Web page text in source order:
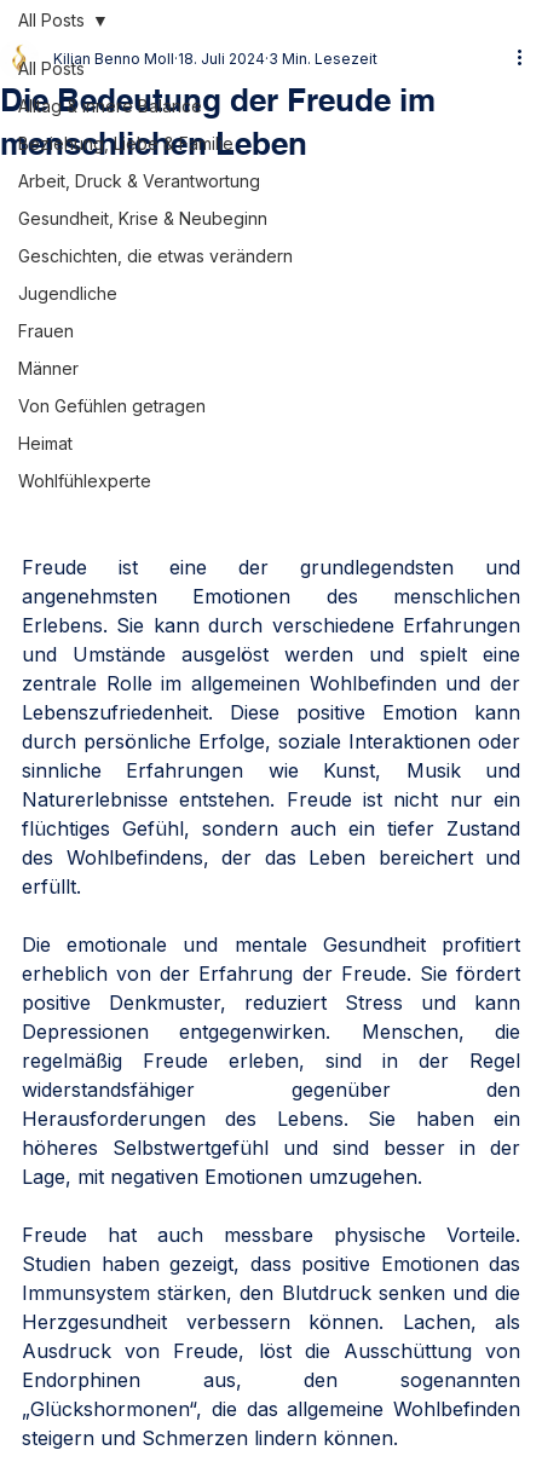
All Posts
Alltag & innere Balance
Beziehung, Liebe & Familie
Arbeit, Druck & Verantwortung
Gesundheit, Krise & Neubeginn
Geschichten, die etwas verändern
Jugendliche
Frauen
Männer
Von Gefühlen getragen
Heimat
Wohlfühlexperte
All Posts
Die Bedeutung der Freude im
menschlichen Leben
Kilian Benno Moll 18. Juli 2024 3 Min. Lesezeit
Freude ist eine der grundlegendsten und
angenehmsten Emotionen des menschlichen
Erlebens. Sie kann durch verschiedene Erfahrungen
und Umstände ausgelöst werden und spielt eine
zentrale Rolle im allgemeinen Wohlbefinden und der
Lebenszufriedenheit. Diese positive Emotion kann
durch persönliche Erfolge, soziale Interaktionen oder
sinnliche Erfahrungen wie Kunst, Musik und
Naturerlebnisse entstehen. Freude ist nicht nur ein
flüchtiges Gefühl, sondern auch ein tiefer Zustand
des Wohlbefindens, der das Leben bereichert und
erfüllt.
Die emotionale und mentale Gesundheit profitiert
erheblich von der Erfahrung der Freude. Sie fördert
positive Denkmuster, reduziert Stress und kann
Depressionen entgegenwirken. Menschen, die
regelmäßig Freude erleben, sind in der Regel
widerstandsfähiger gegenüber den
Herausforderungen des Lebens. Sie haben ein
höheres Selbstwertgefühl und sind besser in der
Lage, mit negativen Emotionen umzugehen.
Freude hat auch messbare physische Vorteile.
Studien haben gezeigt, dass positive Emotionen das
Immunsystem stärken, den Blutdruck senken und die
Herzgesundheit verbessern können. Lachen, als
Ausdruck von Freude, löst die Ausschüttung von
Endorphinen aus, den sogenannten
„Glückshormonen“, die das allgemeine Wohlbefinden
steigern und Schmerzen lindern können.